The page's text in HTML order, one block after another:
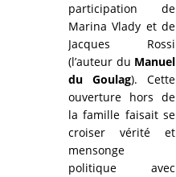
participation de
Marina Vlady et de
Jacques Rossi
(l’auteur du Manuel
du Goulag). Cette
ouverture hors de
la famille faisait se
croiser vérité et
mensonge
politique avec